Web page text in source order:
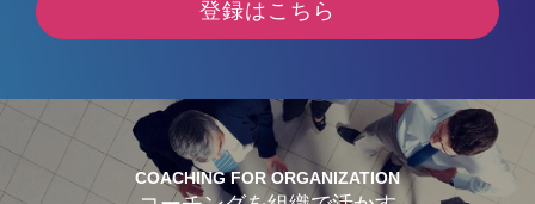
登録はこちら
COACHING FOR ORGANIZATION